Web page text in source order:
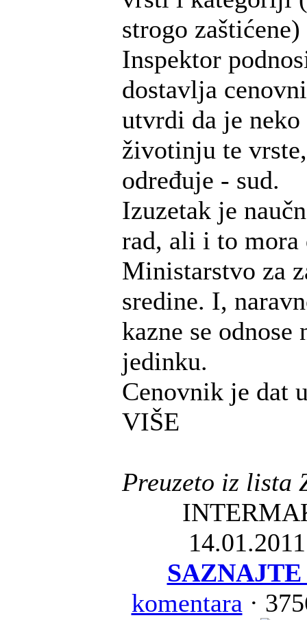
strogo
Inspektor
dostavlja
utvrdi da je
životinju te
određuje - sud.
Izuzetak je
rad, ali i to mora
Ministarstvo za
sredine. I,
kazne se odnose
jedinku.
Cenovnik je dat
VIŠE
Preuzeto iz lista
komentara ·